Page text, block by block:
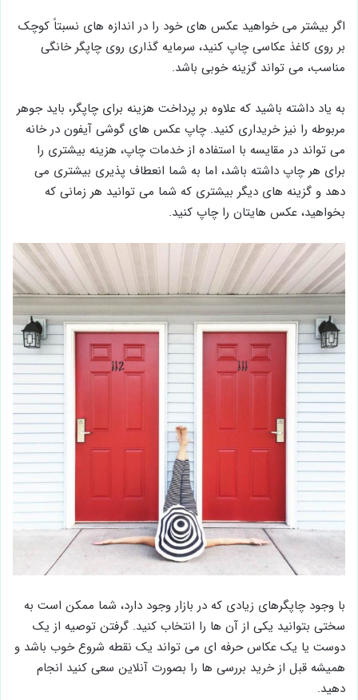
اگر بیشتر می خواهید عکس های خود را در اندازه های نسبتاً کوچک
بر روی کاغذ عکاسی چاپ کنید، سرمایه گذاری روی چاپگر خانگی
مناسب، می تواند گزینه خوبی باشد.
به یاد داشته باشید که علاوه بر پرداخت هزینه برای چاپگر، باید جوهر
مربوطه را نیز خریداری کنید. چاپ عکس های گوشی آیفون در خانه
می تواند در مقایسه با استفاده از خدمات چاپ، هزینه بیشتری را
برای هر چاپ داشته باشد، اما به شما انعطاف پذیری بیشتری می
دهد و گزینه های دیگر بیشتری که شما می توانید هر زمانی که
بخواهید، عکس هایتان را چاپ کنید.
با وجود چاپگرهای زیادی که در بازار وجود دارد، شما ممکن است به
سختی بتوانید یکی از آن ها را انتخاب کنید. گرفتن توصیه از یک
دوست یا یک عکاس حرفه ای می تواند یک نقطه شروع خوب باشد و
همیشه قبل از خرید بررسی ها را بصورت آنلاین سعی کنید انجام
دهید.